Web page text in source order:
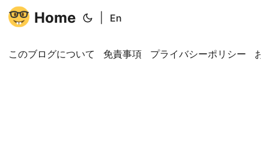
Home En
このブログについて 免責事項 プライバシーポリシー お